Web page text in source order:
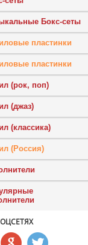
Бокс-сеты
пластинки
пластинки
(рок, поп)
(джаз)
(классика)
(Россия)